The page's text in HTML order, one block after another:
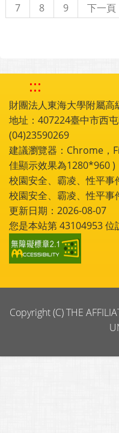
7
8 9 下一頁
:::
財團法人東海大學附屬高
地址：407224臺中市西
(04)23590269
建議瀏覽器：Chrome，
佳顯示效果為1280*960 )
校園安全、霸凌、性平
校園安全、霸凌、性平
更新日期：2026-08-07
您是本站第43104953位
Copyright (C) THE